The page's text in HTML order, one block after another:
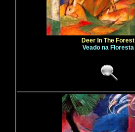
Deer In The Forest I
Veado na Floresta I